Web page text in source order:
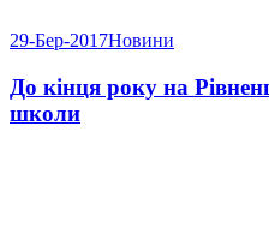
29-Бер-2017Новини
До кінця року на
школи